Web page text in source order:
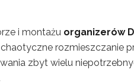
i montażu organizerów
rozmieszczanie
zbyt wielu